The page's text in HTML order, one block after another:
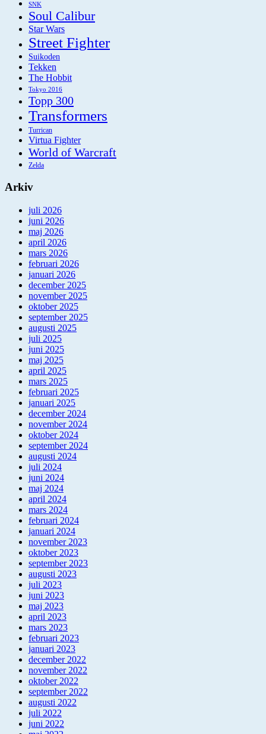
SNK
Soul Calibur
Star Wars
Street Fighter
Suikoden
Tekken
The Hobbit
Tokyo 2016
Topp 300
Transformers
Turrican
Virtua Fighter
World of Warcraft
Zelda
Arkiv
juli 2026
juni 2026
maj 2026
april 2026
mars 2026
februari 2026
januari 2026
december 2025
november 2025
oktober 2025
september 2025
augusti 2025
juli 2025
juni 2025
maj 2025
april 2025
mars 2025
februari 2025
januari 2025
december 2024
november 2024
oktober 2024
september 2024
augusti 2024
juli 2024
juni 2024
maj 2024
april 2024
mars 2024
februari 2024
januari 2024
november 2023
oktober 2023
september 2023
augusti 2023
juli 2023
juni 2023
maj 2023
april 2023
mars 2023
februari 2023
januari 2023
december 2022
november 2022
oktober 2022
september 2022
augusti 2022
juli 2022
juni 2022